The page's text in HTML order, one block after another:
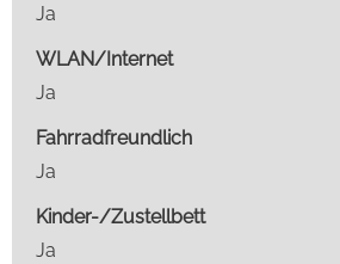
Ja
WLAN/Internet
Ja
Fahrradfreundlich
Ja
Kinder-/Zustellbett
Ja